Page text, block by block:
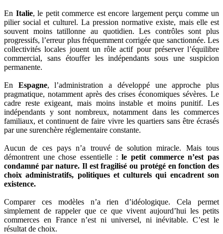
En Italie, le petit commerce est encore largement perçu comme un
pilier social et culturel. La pression normative existe, mais elle est
souvent moins tatillonne au quotidien. Les contrôles sont plus
progressifs, l’erreur plus fréquemment corrigée que sanctionnée. Les
collectivités locales jouent un rôle actif pour préserver l’équilibre
commercial, sans étouffer les indépendants sous une suspicion
permanente.
En Espagne, l’administration a développé une approche plus
pragmatique, notamment après des crises économiques sévères. Le
cadre reste exigeant, mais moins instable et moins punitif. Les
indépendants y sont nombreux, notamment dans les commerces
familiaux, et continuent de faire vivre les quartiers sans être écrasés
par une surenchère réglementaire constante.
Aucun de ces pays n’a trouvé de solution miracle. Mais tous
démontrent une chose essentielle :le petit commerce n’est pas
condamné par nature. Il est fragilisé ou protégé en fonction des
choix administratifs, politiques et culturels qui encadrent son
existence.
Comparer ces modèles n’a rien d’idéologique. Cela permet
simplement de rappeler que ce que vivent aujourd’hui les petits
commerces en France n’est ni universel, ni inévitable. C’est le
résultat de choix.